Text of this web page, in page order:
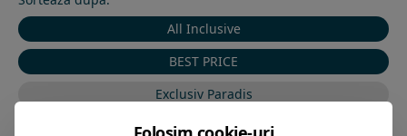
All Inclusive
BEST PRICE
Exclusiv Paradis
Stele 1-5